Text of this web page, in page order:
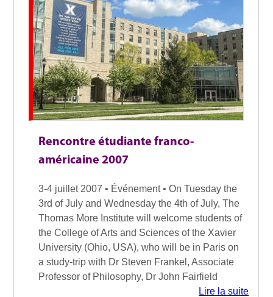
Rencontre étudiante franco-
américaine 2007
3-4 juillet 2007 • Événement • On Tuesday the
3rd of July and Wednesday the 4th of July, The
Thomas More Institute will welcome students of
the College of Arts and Sciences of the Xavier
University (Ohio, USA), who will be in Paris on
a study-trip with Dr Steven Frankel, Associate
Professor of Philosophy, Dr John Fairfield
Lire la suite